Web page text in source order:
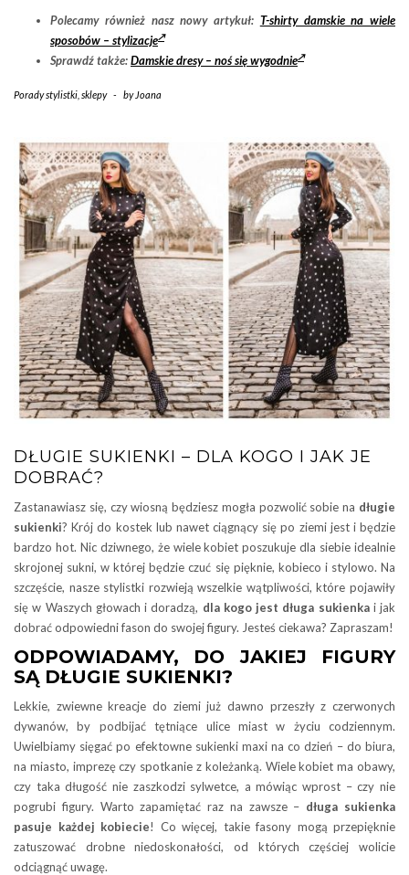
Polecamy również nasz nowy artykuł: T-shirty damskie na wiele
sposobów – stylizacje
Sprawdź także:Damskie dresy – noś się wygodnie
Porady stylistki sklepy - by Joana
DŁUGIE SUKIENKI – DLA KOGO I JAK JE
DOBRAĆ?
Zastanawiasz się, czy wiosną będziesz mogła pozwolić sobie na długie
sukienki? Krój do kostek lub nawet ciągnący się po ziemi jest i będzie
bardzo hot. Nic dziwnego, że wiele kobiet poszukuje dla siebie idealnie
skrojonej sukni, w której będzie czuć się pięknie, kobieco i stylowo. Na
szczęście, nasze stylistki rozwieją wszelkie wątpliwości, które pojawiły
się w Waszych głowach i doradzą, dla kogo jest długa sukienkai jak
dobrać odpowiedni fason do swojej figury. Jesteś ciekawa? Zapraszam!
ODPOWIADAMY, DO JAKIEJ FIGURY
SĄ DŁUGIE SUKIENKI?
Lekkie, zwiewne kreacje do ziemi już dawno przeszły z czerwonych
dywanów, by podbijać tętniące ulice miast w życiu codziennym.
Uwielbiamy sięgać po efektowne sukienki maxi na co dzień – do biura,
na miasto, imprezę czy spotkanie z koleżanką. Wiele kobiet ma obawy,
czy taka długość nie zaszkodzi sylwetce, a mówiąc wprost – czy nie
pogrubi figury. Warto zapamiętać raz na zawsze – długa sukienka
pasuje każdej kobiecie! Co więcej, takie fasony mogą przepięknie
zatuszować drobne niedoskonałości, od których częściej wolicie
odciągnąć uwagę.